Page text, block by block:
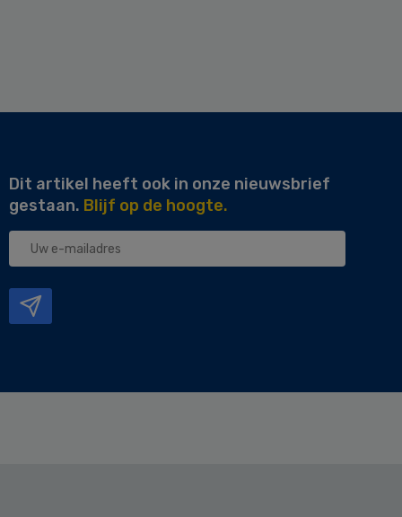
Dit artikel heeft ook in onze nieuwsbrief
gestaan. Blijf op de hoogte.
Uw